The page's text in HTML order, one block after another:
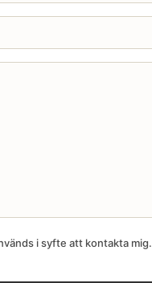
i syfte att kontakta mig.